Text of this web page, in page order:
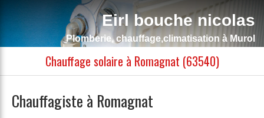
Eirl bouche nicolas
Plomberie, chauffage,climatisation à Murol
Chauffage solaire à Romagnat (63540)
Chauffagiste à Romagnat